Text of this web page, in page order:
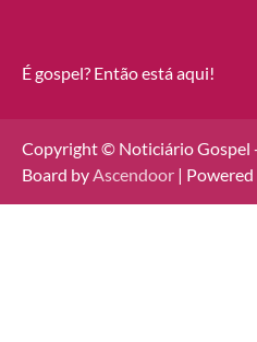
É gospel? Então está aqui!
Copyright © Noticiário Gospel
Board byAscendoor | Powered